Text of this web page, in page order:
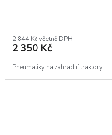
2 844 Kč včetně DPH
2 350 Kč
Pneumatiky na zahradní traktory.